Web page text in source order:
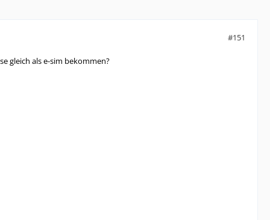
#151
gleich als e-sim bekommen?